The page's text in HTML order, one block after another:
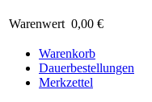
Warenwert 0,00 €
Warenkorb
Dauerbestellungen
Merkzettel